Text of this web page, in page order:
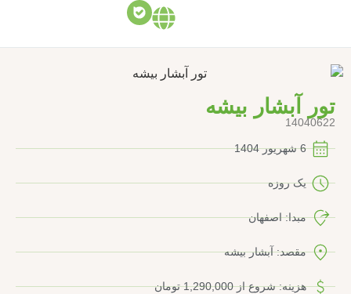
تور آبشار بیشه
14040622
6 شهریور 1404
یک روزه
مبدا: اصفهان
مقصد: آبشار بیشه
هزینه: شروع از 1,290,000 تومان